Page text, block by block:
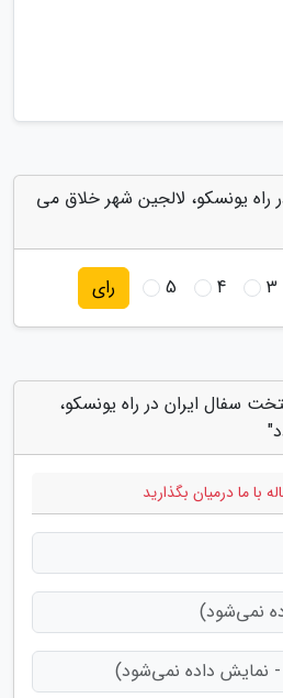
راه یونسکو، لالجین شهر خلاق می
3
4
5 رای
سفال ایران در راه یونسکو،
با ما درمیان بگذارید